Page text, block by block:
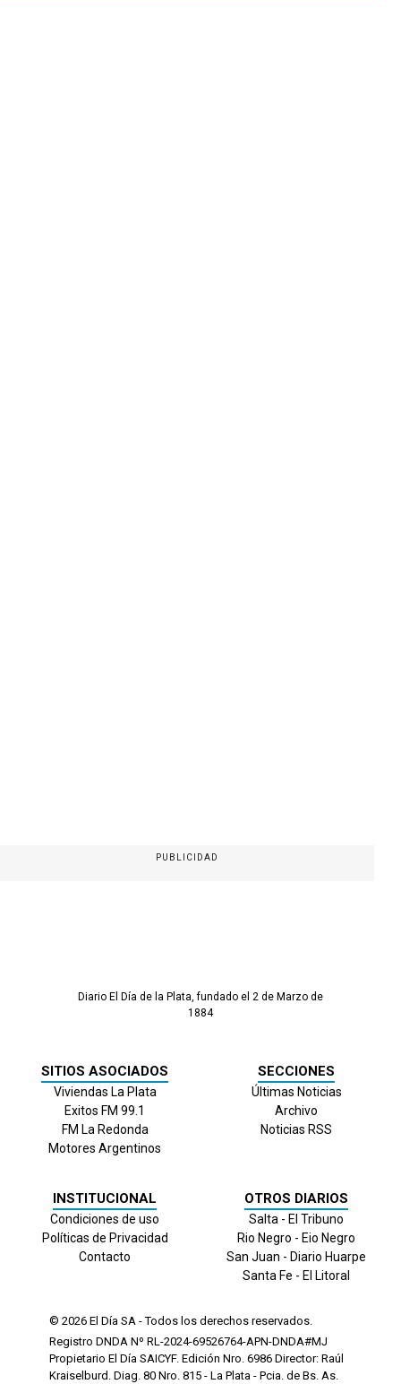
PUBLICIDAD
Diario El Día de la Plata, fundado el 2 de Marzo de
1884
SITIOS ASOCIADOS
Viviendas La Plata
Exitos FM 99.1
FM La Redonda
Motores Argentinos
SECCIONES
Últimas Noticias
Archivo
Noticias RSS
INSTITUCIONAL
Condiciones de uso
Políticas de Privacidad
Contacto
OTROS DIARIOS
Salta - El Tribuno
Rio Negro - Eio Negro
San Juan - Diario Huarpe
Santa Fe - El Litoral
© 2026 El Día SA - Todos los derechos reservados.
Registro DNDA Nº RL-2024-69526764-APN-DNDA#MJ
Propietario El Día SAICYF. Edición Nro. 6986 Director: Raúl
Kraiselburd. Diag. 80 Nro. 815 - La Plata - Pcia. de Bs. As.